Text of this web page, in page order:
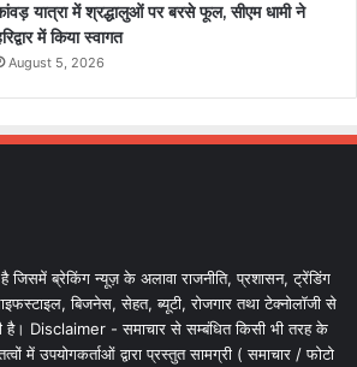
यात्रा में श्रद्धालुओं पर बरसे फूल, सीएम धामी ने
में किया स्वागत
August 5, 2026
है जिसमें ब्रेकिंग न्यूज़ के अलावा राजनीति, प्रशासन, ट्रेंडिंग
बिजनेस, सेहत, ब्यूटी, रोजगार तथा टेक्नोलॉजी से
है। Disclaimer - समाचार से सम्बंधित किसी भी तरह के
में उपयोगकर्ताओं द्वारा प्रस्तुत सामग्री ( समाचार / फोटो